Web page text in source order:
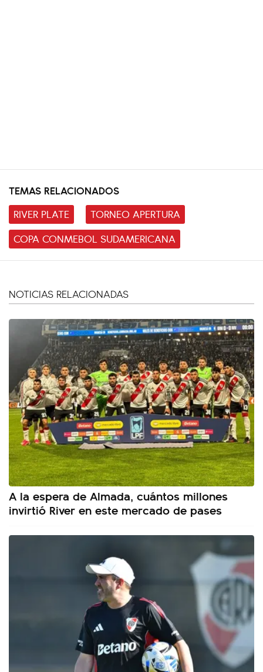
TEMAS RELACIONADOS
RIVER PLATE
TORNEO APERTURA
COPA CONMEBOL SUDAMERICANA
NOTICIAS RELACIONADAS
A la espera de Almada, cuántos millones
invirtió River en este mercado de pases